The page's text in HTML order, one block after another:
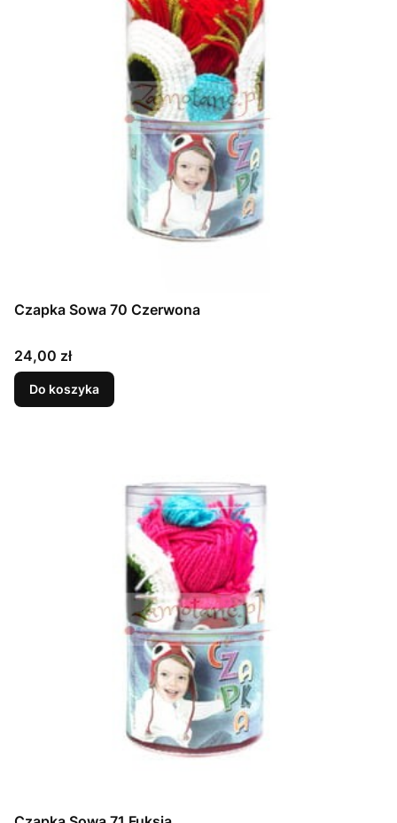
Czapka Sowa 70 Czerwona
Cena
24,00 zł
Do koszyka